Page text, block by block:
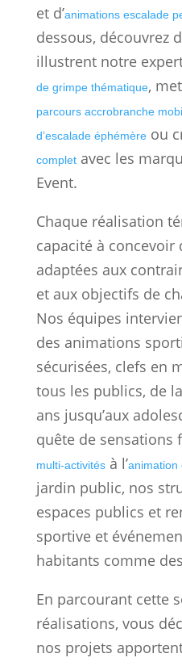
et d’animations escalade
dessous, découvrez
illustrent notre
de grimpe thématique,
parcours accrobranche
d’escalade éphémèreou
completavec les
Event.
Chaque réalisation
capacité à
adaptées aux
et aux objectifs de
Nos équipes
des animations
sécurisées, clefs en
tous les publics, de
ans jusqu’aux
quête de sensations
multi-activitésà l’animation
jardin public, nos
espaces publics et
sportive et
habitants comme
En parcourant cette
réalisations, vous
nos projets